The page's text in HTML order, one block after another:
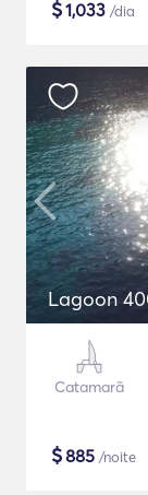
$1,033 /dia
Lagoon
Catamarã
$885 /noite